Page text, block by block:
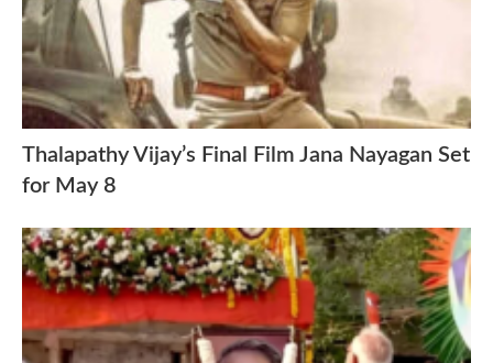
Thalapathy Vijay’s Final Film Jana Nayagan Set
for May 8